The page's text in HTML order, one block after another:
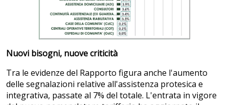
Nuovi bisogni, nuove criticità
Tra le evidenze del Rapporto figura anche l'aumento
delle segnalazioni relative all'assistenza protesica e
integrativa, passate al 7% del totale. L'entrata in vigore